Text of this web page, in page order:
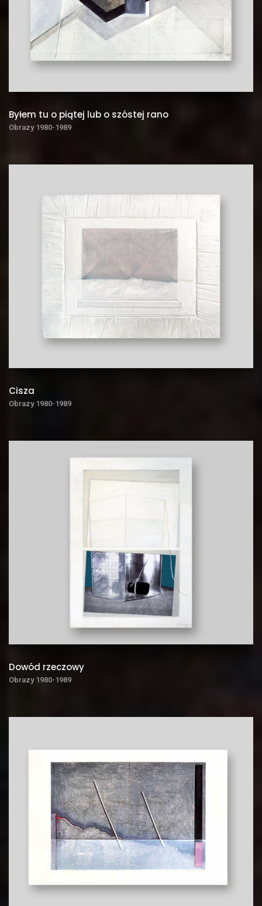
Byłem tu o piątej lub o szóstej rano
Obrazy 1980-1989
Cisza
Obrazy 1980-1989
Dowód rzeczowy
Obrazy 1980-1989